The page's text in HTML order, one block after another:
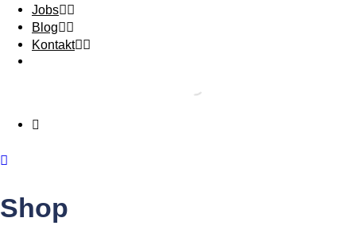
Jobs
Blog
Kontakt
Shop